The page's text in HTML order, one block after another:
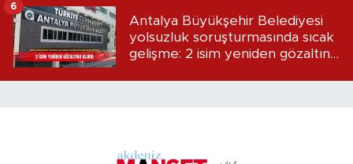
Antalya Büyükşehir Belediyesi
yolsuzluk soruşturmasında sıcak
gelişme: 2 isim yeniden gözaltına
6